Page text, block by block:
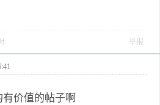
举报
价值的帖子啊